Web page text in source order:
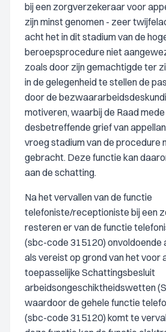
bij een zorgverzekeraar voor
zijn minst genomen - zeer
acht het in dit stadium van de
beroepsprocedure niet
zoals door zijn gemachtigde ter
in de gelegenheid te stellen de
door de
motiveren, waarbij de Raad
desbetreffende grief van
vroeg stadium van de procedure
gebracht. Deze functie kan
aan de schatting.
Na het vervallen van de functie
telefoniste/receptioniste bij een
resteren er van de functie
(sbc-code 315120) onvoldoende
als vereist op grond van het voor
toepasselijke Schattingsbesluit
arbeidsongeschiktheidswetten
waardoor de gehele functie
(sbc-code 315120) komt te